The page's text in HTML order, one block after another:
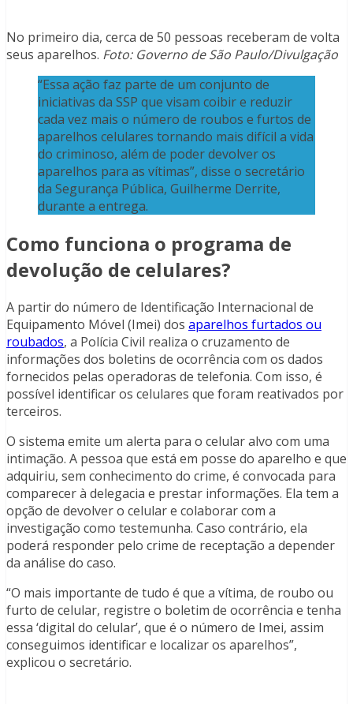
No primeiro dia, cerca de 50 pessoas receberam de volta
seus aparelhos. Foto: Governo de São Paulo/Divulgação
“Essa ação faz parte de um conjunto de
iniciativas da SSP que visam coibir e reduzir
cada vez mais o número de roubos e furtos de
aparelhos celulares tornando mais difícil a vida
do criminoso, além de poder devolver os
aparelhos para as vítimas”, disse o secretário
da Segurança Pública, Guilherme Derrite,
durante a entrega.
Como funciona o programa de
devolução de celulares?
A partir do número de Identificação Internacional de
Equipamento Móvel (Imei) dos aparelhos furtados ou
roubados, a Polícia Civil realiza o cruzamento de
informações dos boletins de ocorrência com os dados
fornecidos pelas operadoras de telefonia. Com isso, é
possível identificar os celulares que foram reativados por
terceiros.
O sistema emite um alerta para o celular alvo com uma
intimação. A pessoa que está em posse do aparelho e que
adquiriu, sem conhecimento do crime, é convocada para
comparecer à delegacia e prestar informações. Ela tem a
opção de devolver o celular e colaborar com a
investigação como testemunha. Caso contrário, ela
poderá responder pelo crime de receptação a depender
da análise do caso.
“O mais importante de tudo é que a vítima, de roubo ou
furto de celular, registre o boletim de ocorrência e tenha
essa ‘digital do celular’, que é o número de Imei, assim
conseguimos identificar e localizar os aparelhos”,
explicou o secretário.